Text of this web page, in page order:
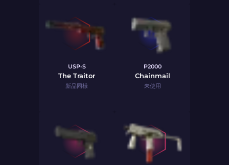
USP-S
The Traitor
新品同様
P2000
Chainmail
未使用